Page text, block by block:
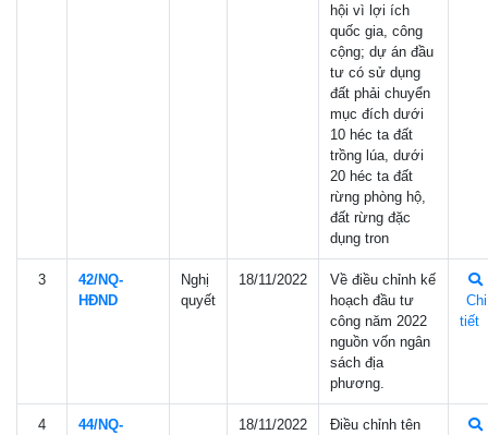
hội vì lợi ích
quốc gia, công
cộng; dự án đầu
tư có sử dụng
đất phải chuyển
mục đích dưới
10 héc ta đất
trồng lúa, dưới
20 héc ta đất
rừng phòng hộ,
đất rừng đặc
dụng tron
3
42/NQ-
HÐND
Nghị
quyết
18/11/2022
Về điều chỉnh kế
hoạch đầu tư
công năm 2022
nguồn vốn ngân
sách địa
phương.
Chi
tiết
4
44/NQ-
18/11/2022
Điều chỉnh tên